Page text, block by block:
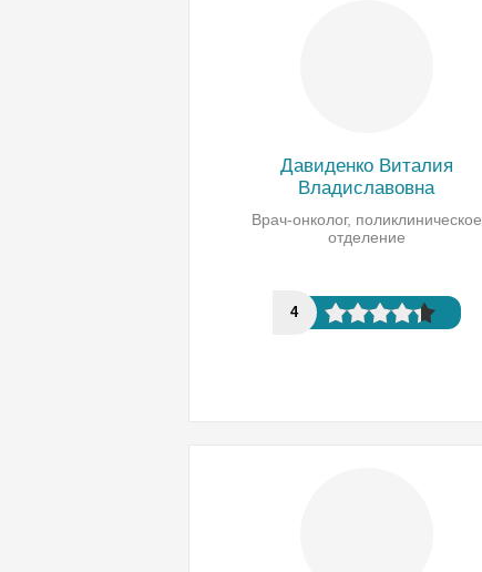
Давиденко Виталия
Владиславовна
Врач-онколог, поликлиническое
отделение
4